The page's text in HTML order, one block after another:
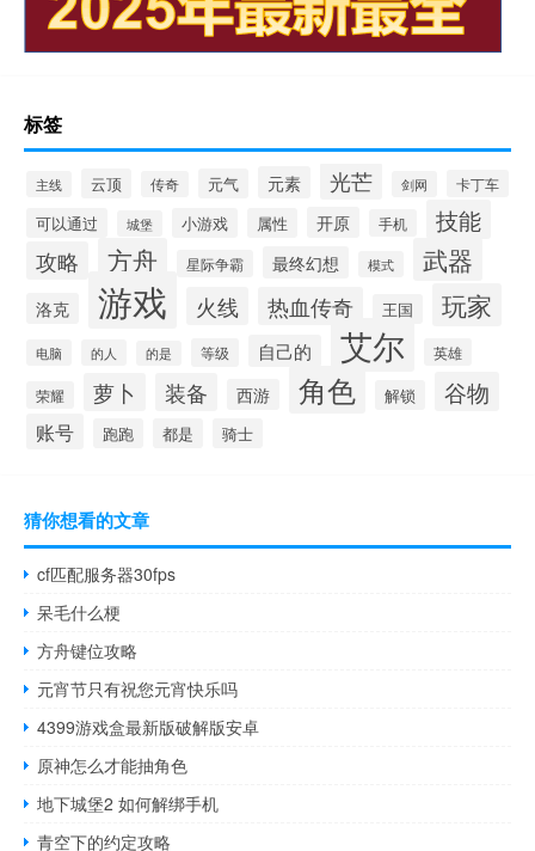
标签
主线 云顶 传奇 元气 元素 光芒 剑网 卡丁车
可以通过 城堡 小游戏 属性 开原 手机 技能
攻略 方舟 星际争霸 最终幻想 模式 武器
洛克 游戏 火线 热血传奇 王国 玩家
电脑 的人 的是 等级 自己的 艾尔 英雄
荣耀 萝卜 装备 西游 角色 解锁 谷物
账号 跑跑 都是 骑士
猜你想看的文章
cf匹配服务器30fps
呆毛什么梗
方舟键位攻略
元宵节只有祝您元宵快乐吗
4399游戏盒最新版破解版安卓
原神怎么才能抽角色
地下城堡2 如何解绑手机
青空下的约定攻略